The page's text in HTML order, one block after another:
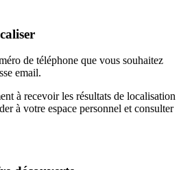
de téléphone que vous souhaitez
email.
à recevoir les résultats de localisation
à votre espace personnel et consulter